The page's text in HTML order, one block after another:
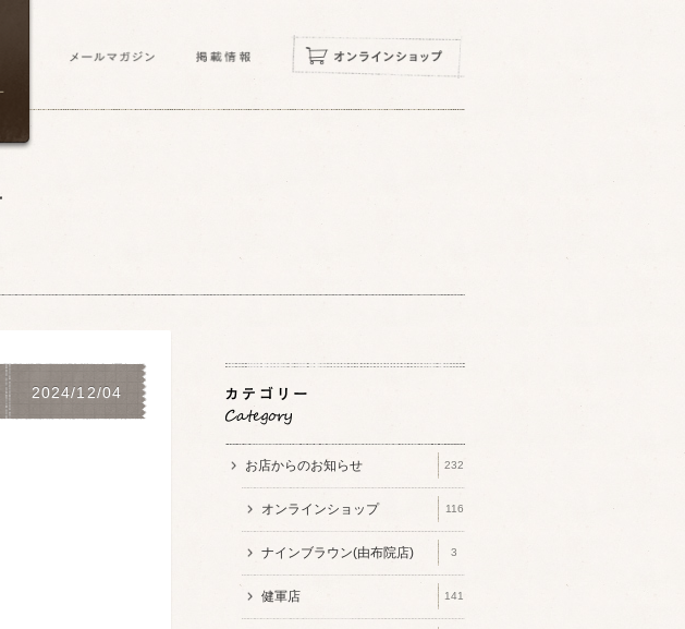
2024/12/04
お店からのお知らせ 232
オンラインショップ 116
ナインブラウン(由布院店) 3
健軍店 141